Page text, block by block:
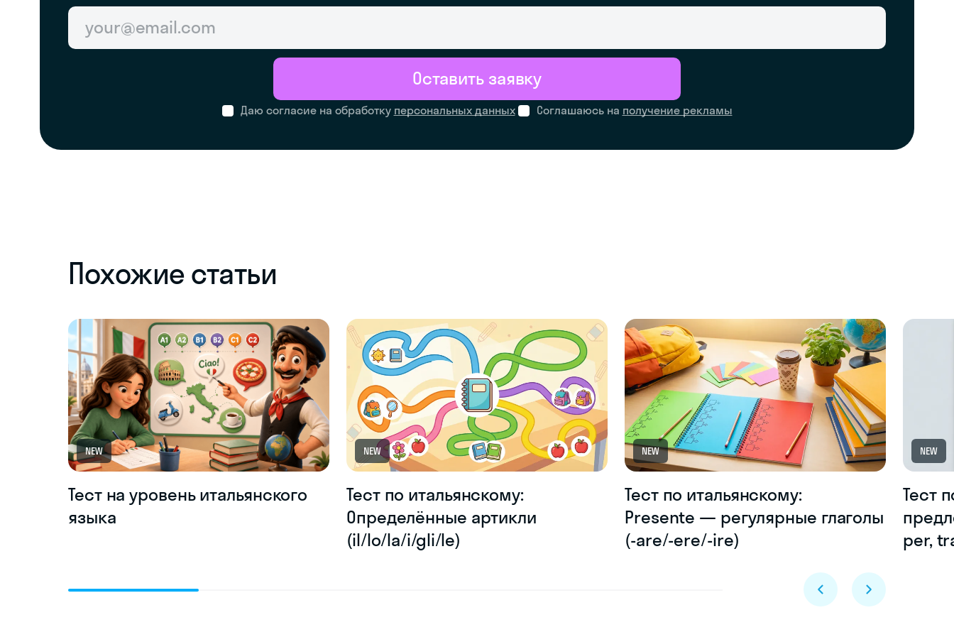
Даю согласие на обработку персональных данных Соглашаюсь на получение рекламы
Оставить заявку
Похожие статьи
NEW
Тест на уровень итальянского
языка
NEW
Тест по итальянскому:
Определённые артикли
(il/lo/la/i/gli/le)
NEW
Тест по итальянскому:
Presente — регулярные глаголы
(-are/-ere/-ire)
NEW
Тест
per,